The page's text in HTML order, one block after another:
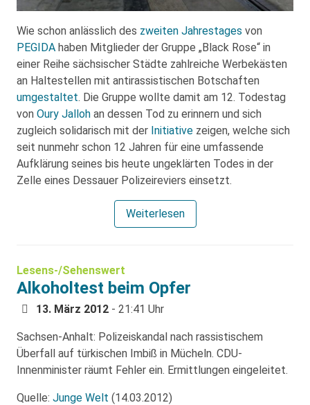
Wie schon anlässlich des zweiten Jahrestages von
PEGIDA haben Mitglieder der Gruppe „Black Rose“ in
einer Reihe sächsischer Städte zahlreiche Werbekästen
an Haltestellen mit antirassistischen Botschaften
umgestaltet. Die Gruppe wollte damit am 12. Todestag
von Oury Jalloh an dessen Tod zu erinnern und sich
zugleich solidarisch mit der Initiative zeigen, welche sich
seit nunmehr schon 12 Jahren für eine umfassende
Aufklärung seines bis heute ungeklärten Todes in der
Zelle eines Dessauer Polizeireviers einsetzt.
Weiterlesen
Lesens-/Sehenswert
Alkoholtest beim Opfer
13. März 2012 - 21:41 Uhr
Sachsen-Anhalt: Polizeiskandal nach rassistischem
Überfall auf türkischen Imbiß in Mücheln. CDU-
Innenminister räumt Fehler ein. Ermittlungen eingeleitet.
Quelle: Junge Welt (14.03.2012)